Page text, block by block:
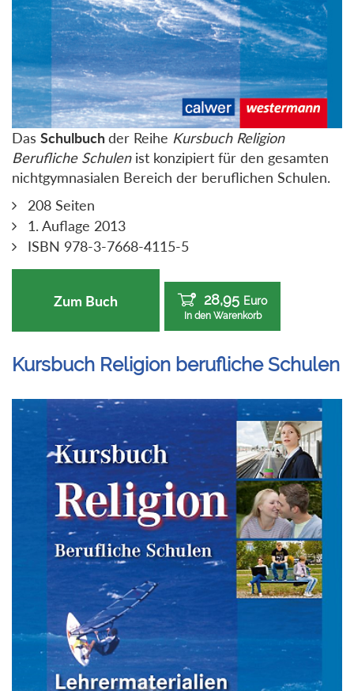
Das Schulbuchder Reihe Kursbuch Religion
Berufliche Schulenist konzipiert für den gesamten
nichtgymnasialen Bereich der beruflichen Schulen.
208 Seiten
1. Auflage 2013
ISBN 978-3-7668-4115-5
Zum Buch 28,95 Euro
In den Warenkorb
Kursbuch Religion berufliche Schulen